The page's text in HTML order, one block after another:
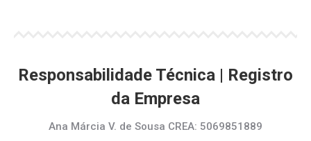
Responsabilidade Técnica | Registro
da Empresa
Ana Márcia V. de Sousa CREA: 5069851889